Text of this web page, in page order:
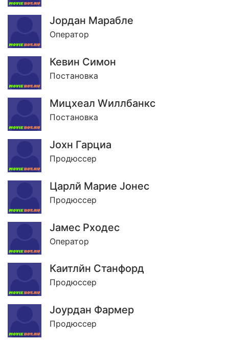
Jордан Марабле
Оператор
Кевин Симон
Постановка
Мицхеал Wиллбанкс
Постановка
Jохн Гарциа
Продюссер
Царлй Марие Jонес
Продюссер
Jамес Рходес
Оператор
Каитлйн Станфорд
Продюссер
Jоурдан Фармер
Продюссер